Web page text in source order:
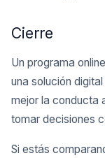
Cierre
Un programa
una solución
mejor la conducta
tomar decisiones
Si estás